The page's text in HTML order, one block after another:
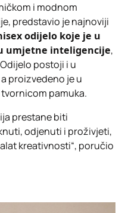
i modnom
predstavio je najnoviji
odijelo koje je u
umjetne inteligencije,
postoji i u
proizvedeno je u
pamuka.
prestane biti
odjenuti i proživjeti,
kreativnosti“, poručio